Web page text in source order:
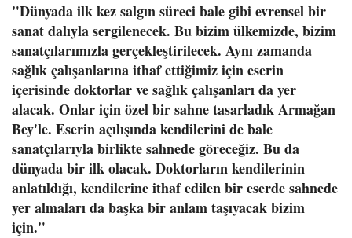
"Dünyada ilk kez salgın süreci bale gibi evrensel bir
sanat dalıyla sergilenecek. Bu bizim ülkemizde, bizim
sanatçılarımızla gerçekleştirilecek. Aynı zamanda
sağlık çalışanlarına ithaf ettiğimiz için eserin
içerisinde doktorlar ve sağlık çalışanları da yer
alacak. Onlar için özel bir sahne tasarladık Armağan
Bey'le. Eserin açılışında kendilerini de bale
sanatçılarıyla birlikte sahnede göreceğiz. Bu da
dünyada bir ilk olacak. Doktorların kendilerinin
anlatıldığı, kendilerine ithaf edilen bir eserde sahnede
yer almaları da başka bir anlam taşıyacak bizim
için."